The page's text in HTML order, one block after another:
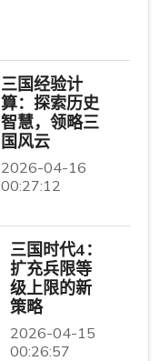
三国经验计
算：探索历史
智慧，领略三
国风云
2026-04-16
00:27:12
三国时代4：
扩充兵限等
级上限的新
策略
2026-04-15
00:26:57